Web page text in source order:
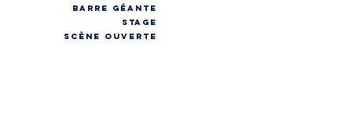
Barre géante
stage
Scène ouverte